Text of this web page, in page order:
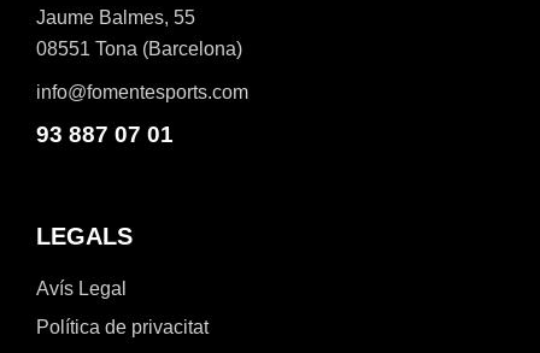
Jaume Balmes, 55
08551 Tona (Barcelona)
info@fomentesports.com
93 887 07 01
LEGALS
Avís Legal
Política de privacitat